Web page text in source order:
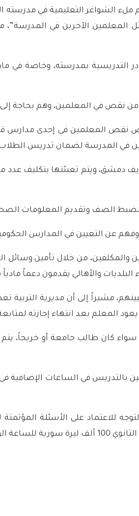
الشواغر التعليمية في مدرسته
مثل المعلمين الآخرين في
بمدرسته، وخاصة في مادة
نقص في المعلمين، وهم بحاجة إلى
نقص المعلمين في إحدى مدارس
في المدرسة لضمان تدريس
ويتم تعبئتها بتكليف عدد
لضبط الصف وتقديم المعلومات
عن التعيين في المدارس
من خلال تأمين وسائل
والأهالي يقدمون دعماً
المعلم بعد انتهاء إجازته
كان طالب جامعة أو خريجاً، يتم
في الساعات الإضافية
للاعتماد على الأسئلة
الواحدة.